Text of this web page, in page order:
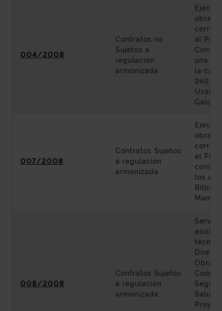
004/2008
Contratos no
Sujetos a
regulación
armonizada
obras
al
una
la
240 en
007/2008
Contratos Sujetos
a regulación
armonizada
obras
al
los
Bilbao
Mamés
008/2008
Contratos Sujetos
a regulación
armonizada
Obra y
Salud